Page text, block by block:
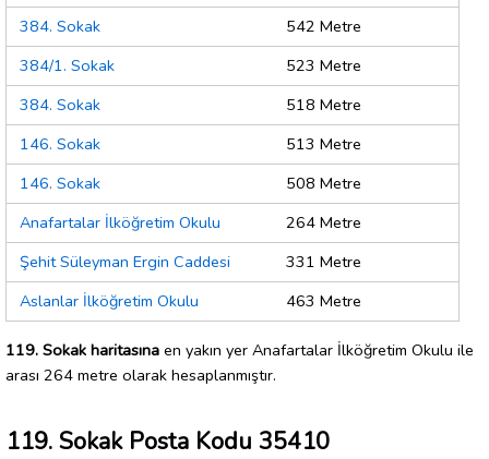
384. Sokak
542 Metre
384/1. Sokak
523 Metre
384. Sokak
518 Metre
146. Sokak
513 Metre
146. Sokak
508 Metre
Anafartalar İlköğretim Okulu
264 Metre
Şehit Süleyman Ergin Caddesi
331 Metre
Aslanlar İlköğretim Okulu
463 Metre
119. Sokak haritasına en yakın yer Anafartalar İlköğretim Okulu ile
arası 264 metre olarak hesaplanmıştır.
119. Sokak Posta Kodu 35410